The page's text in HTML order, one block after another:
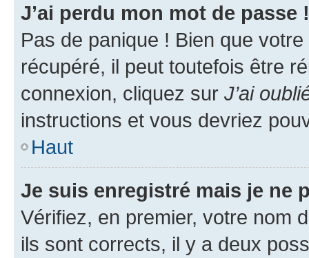
J’ai perdu mon mot de passe !
Pas de panique ! Bien que
récupéré, il peut toutefois être
connexion, cliquez sur J’ai
instructions et vous devriez
Haut
Je suis enregistré mais je ne
Vérifiez, en premier, votre nom
ils sont corrects, il y a deux